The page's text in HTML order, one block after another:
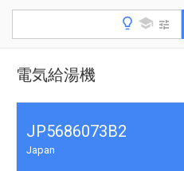
電気給湯機
JP5686073B2
Japan